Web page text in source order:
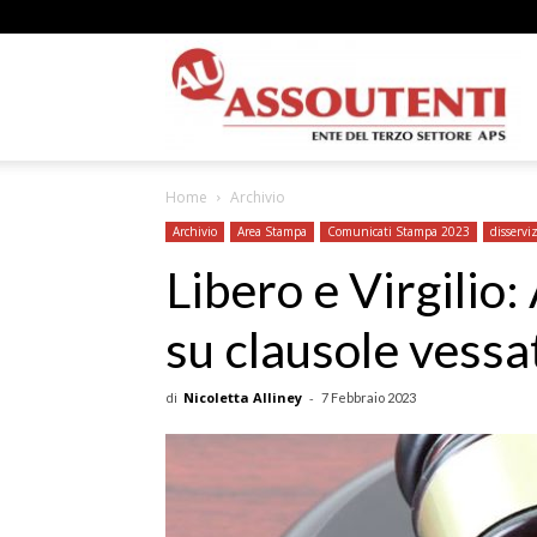
Home Archivio
Archivio Area Stampa Comunicati Stampa 2023
Libero e
su clausole
di Nicoletta Alliney - 7 Febbraio 2023